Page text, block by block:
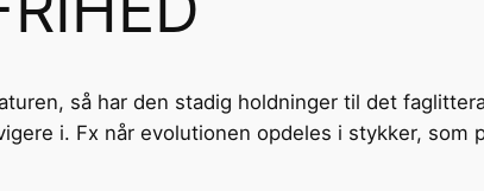
så har den stadig holdninger til det
i. Fx når evolutionen opdeles i stykker, som